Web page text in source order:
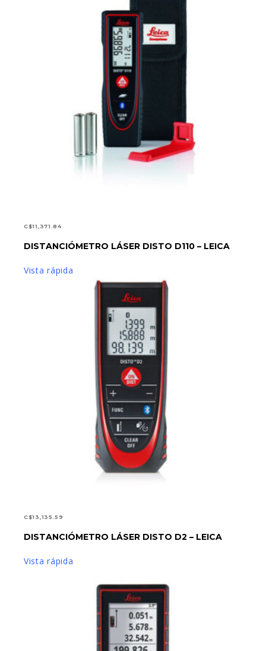
C$11,371.84
AÑADIR AL CARRITO
DISTANCIÓMETRO LÁSER DISTO D110 – LEICA
Vista rápida
C$13,135.59
AÑADIR AL CARRITO
DISTANCIÓMETRO LÁSER DISTO D2 – LEICA
Vista rápida